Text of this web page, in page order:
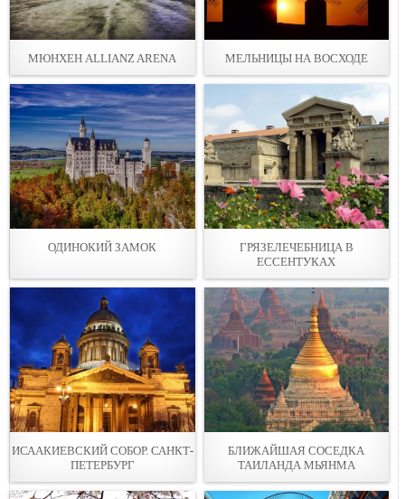
МЮНХЕН ALLIANZ ARENA МЕЛЬНИЦЫ НА ВОСХОДЕ
ОДИНОКИЙ ЗАМОК
ГРЯЗЕЛЕЧЕБНИЦА В
ЕССЕНТУКАХ
ИСААКИЕВСКИЙ СОБОР. САНКТ-
ПЕТЕРБУРГ
БЛИЖАЙШАЯ СОСЕДКА
ТАИЛАНДА МЬЯНМА